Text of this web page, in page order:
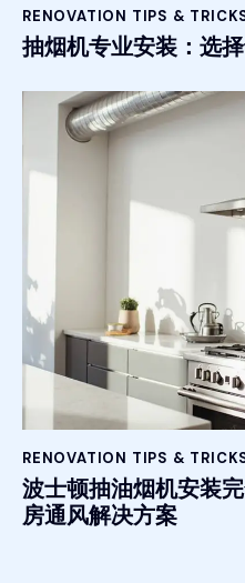
RENOVATION TIPS &
抽烟机专业安装：选
RENOVATION TIPS &
波士顿抽油烟机安装
房通风解决方案